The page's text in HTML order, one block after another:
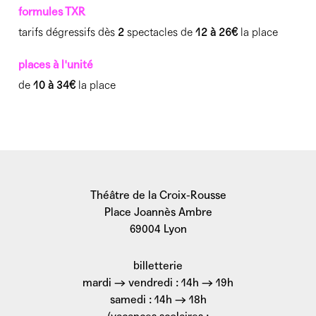
Thomas van Zuylen SON Maxime Pichon
LUMIÈRE Guillaume Toussaint Fromentin
COSTUMES Camille Collin
ASSISTANAT GÉNÉRAL Sophie Jallet
ACCESSOIRES Noémie Vanheste
RÉGIE GÉNÉRALE Nicolas Olivier
RÉGIE SON & LUMIÈRE Charlotte Persoons
RÉGIE PLATEAU Ondine Delaunois
Spectacle naturellement accessible
formules TXR
tarifs dégressifs dès 2 spectacles de12 à 26€la place
places à l'unité
de10 à 34€la place
Théâtre de la Croix-Rousse
Place Joannès Ambre
69004 Lyon
billetterie
mardi → vendredi : 14h → 19h
samedi : 14h → 18h